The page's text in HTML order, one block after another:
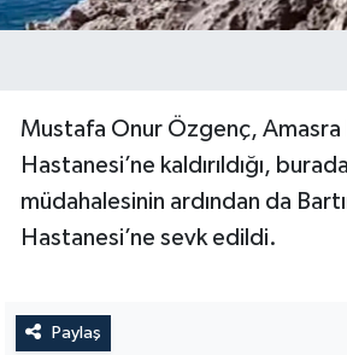
Mustafa Onur Özgenç,
Hastanesi’ne kaldırıldığı,
müdahalesinin ardından da
Hastanesi’ne sevk edildi.
Paylaş